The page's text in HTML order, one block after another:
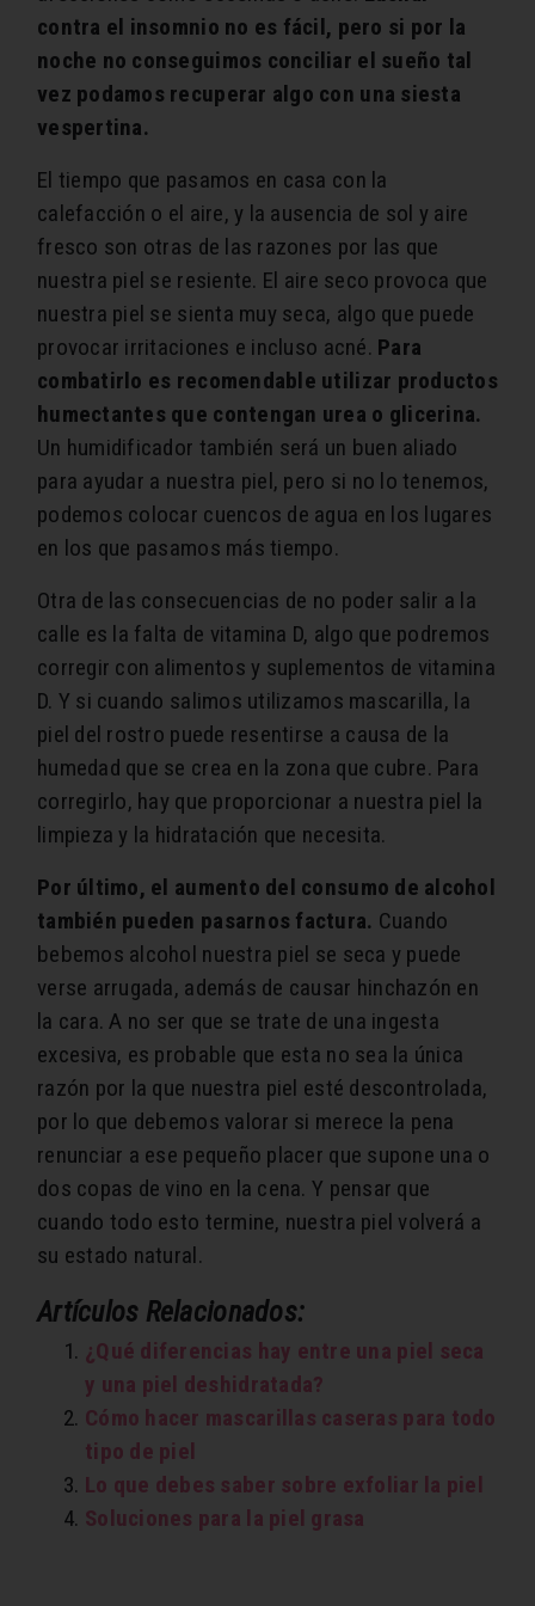
contra el insomnio no es fácil, pero si por la
noche no conseguimos conciliar el sueño tal
vez podamos recuperar algo con una siesta
vespertina.
El tiempo que pasamos en casa con la
calefacción o el aire, y la ausencia de sol y aire
fresco son otras de las razones por las que
nuestra piel se resiente. El aire seco provoca que
nuestra piel se sienta muy seca, algo que puede
provocar irritaciones e incluso acné. Para
combatirlo es recomendable utilizar productos
humectantes que contengan urea o glicerina.
Un humidificador también será un buen aliado
para ayudar a nuestra piel, pero si no lo tenemos,
podemos colocar cuencos de agua en los lugares
en los que pasamos más tiempo.
Otra de las consecuencias de no poder salir a la
calle es la falta de vitamina D, algo que podremos
corregir con alimentos y suplementos de vitamina
D. Y si cuando salimos utilizamos mascarilla, la
piel del rostro puede resentirse a causa de la
humedad que se crea en la zona que cubre. Para
corregirlo, hay que proporcionar a nuestra piel la
limpieza y la hidratación que necesita.
Por último, el aumento del consumo de alcohol
también pueden pasarnos factura. Cuando
bebemos alcohol nuestra piel se seca y puede
verse arrugada, además de causar hinchazón en
la cara. A no ser que se trate de una ingesta
excesiva, es probable que esta no sea la única
razón por la que nuestra piel esté descontrolada,
por lo que debemos valorar si merece la pena
renunciar a ese pequeño placer que supone una o
dos copas de vino en la cena. Y pensar que
cuando todo esto termine, nuestra piel volverá a
su estado natural.
Artículos Relacionados:
¿Qué diferencias hay entre una piel seca
y una piel deshidratada?
Cómo hacer mascarillas caseras para todo
tipo de piel
Lo que debes saber sobre exfoliar la piel
Soluciones para la piel grasa